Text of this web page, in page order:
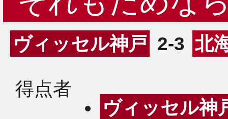
ヴィッセル神戸 2-3 北
得点者
ヴィッセル神